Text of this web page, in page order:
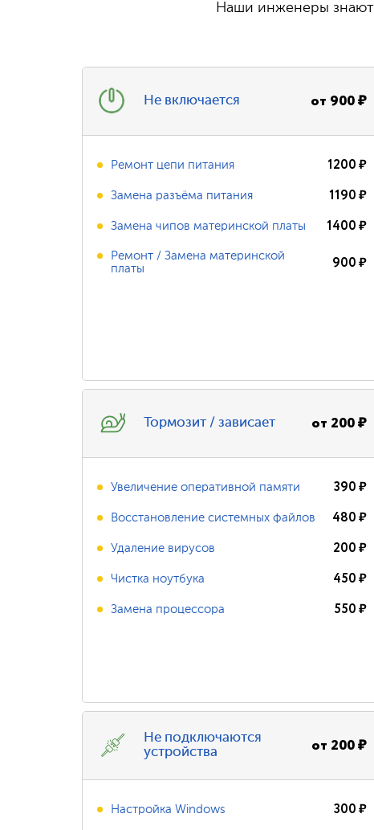
Наши инженеры
Не включается от 900₽
Ремонт цепи питания 1200₽
Замена разъёма питания 1190₽
Замена чипов материнской платы 1400₽
Ремонт / Замена материнской
платы
900₽
Тормозит / зависает от 200₽
Увеличение оперативной памяти 390₽
Восстановление системных файлов 480₽
Удаление вирусов 200₽
Чистка ноутбука 450₽
Замена процессора 550₽
Не подключаются
устройства
от 200₽
Настройка Windows 300₽